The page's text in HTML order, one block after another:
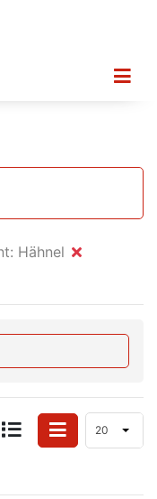
Hähnel
20